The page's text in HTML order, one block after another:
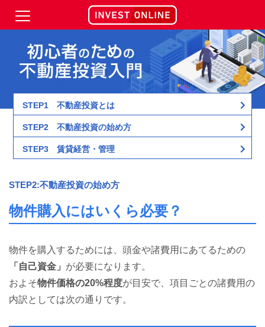
STEP1 不動産投資とは
STEP2 不動産投資の始め方
STEP3 賃貸経営・管理
STEP2:不動産投資の始め方
物件購入にはいくら必要？
物件を購入するためには、頭金や諸費用にあてるための
「自己資金」 が必要になります。
およそ物件価格の20%程度が目安で、項目ごとの諸費用の
内訳としては次の通りです。